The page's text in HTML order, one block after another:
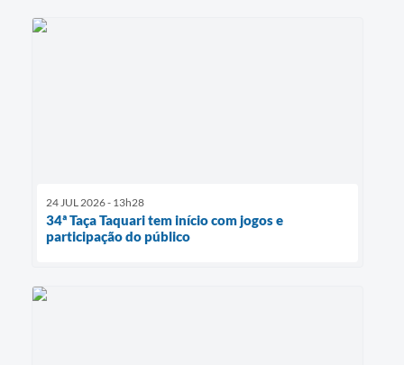
24 JUL 2026 - 13h28
34ª Taça Taquari tem início com jogos e
participação do público